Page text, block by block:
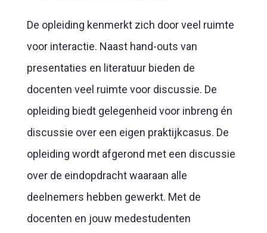
De opleiding kenmerkt zich door veel ruimte
voor interactie. Naast hand-outs van
presentaties en literatuur bieden de
docenten veel ruimte voor discussie. De
opleiding biedt gelegenheid voor inbreng én
discussie over een eigen praktijkcasus. De
opleiding wordt afgerond met een discussie
over de eindopdracht waaraan alle
deelnemers hebben gewerkt. Met de
docenten en jouw medestudenten